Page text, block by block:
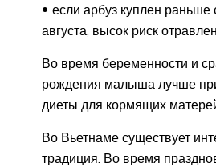
если арбуз куплен раньше
августа, высок риск
Во время беременности и
рождения малыша лучше
диеты для кормящих
Во Вьетнаме существует
традиция. Во время